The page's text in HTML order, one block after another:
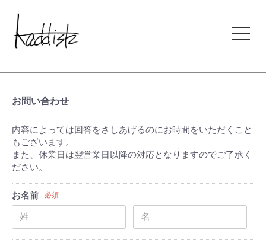
kaddish development store
お問い合わせ
内容によっては回答をさしあげるのにお時間をいただくこと
もございます。
また、休業日は翌営業日以降の対応となりますのでご了承く
ださい。
お名前 必須